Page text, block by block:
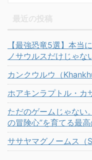
【最強恐竜5選】本当
ノサウルスだけじゃな
カンクウルウ（
ホアキンラプトル・カ
ただのゲームじゃない
の冒険心”を育てる最
ササヤマグノームス（